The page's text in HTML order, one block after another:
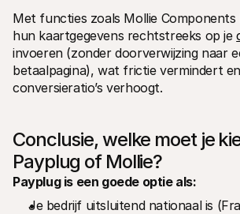
Met functies zoals Mollie
hun kaartgegevens rechtstreeks op je
invoeren (zonder doorverwijzing naar
betaalpagina), wat frictie vermindert
conversieratio’s verhoogt.
Conclusie, welke moet je
Payplug of Mollie?
Payplug is een goede optie als:
Je bedrijf uitsluitend nationaal is